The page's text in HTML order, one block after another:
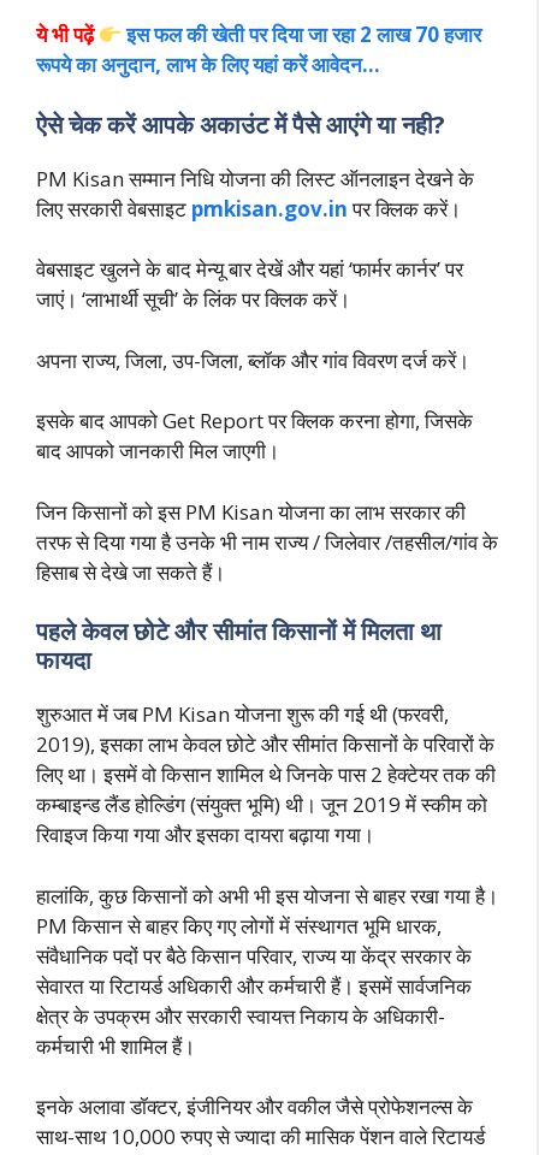
ये भी पढ़ें
इस फल की खेती पर दिया जा रहा 2 लाख 70 हजार
रूपये का अनुदान, लाभ के लिए यहां करें आवेदन…
ऐसे चेक करें आपके अकाउंट में पैसे आएंगे या नही?
PM Kisan सम्मान निधि योजना की लिस्ट ऑनलाइन देखने के
लिए सरकारी वेबसाइट pmkisan.gov.inपर क्लिक करें।
वेबसाइट खुलने के बाद मेन्यू बार देखें और यहां ‘फार्मर कार्नर’ पर
जाएं। ‘लाभार्थी सूची’ के लिंक पर क्लिक करें।
अपना राज्य, जिला, उप-जिला, ब्लॉक और गांव विवरण दर्ज करें।
इसके बाद आपको Get Report पर क्लिक करना होगा, जिसके
बाद आपको जानकारी मिल जाएगी।
जिन किसानों को इस PM Kisan योजना का लाभ सरकार की
तरफ से दिया गया है उनके भी नाम राज्य / जिलेवार /तहसील/गांव के
हिसाब से देखे जा सकते हैं।
पहले केवल छोटे और सीमांत किसानों में मिलता था
फायदा
शुरुआत में जब PM Kisan योजना शुरू की गई थी (फरवरी,
2019), इसका लाभ केवल छोटे और सीमांत किसानों के परिवारों के
लिए था। इसमें वो किसान शामिल थे जिनके पास 2 हेक्टेयर तक की
कम्बाइन्ड लैंड होल्डिंग (संयुक्त भूमि) थी। जून 2019 में स्कीम को
रिवाइज किया गया और इसका दायरा बढ़ाया गया।
हालांकि, कुछ किसानों को अभी भी इस योजना से बाहर रखा गया है।
PM किसान से बाहर किए गए लोगों में संस्थागत भूमि धारक,
संवैधानिक पदों पर बैठे किसान परिवार, राज्य या केंद्र सरकार के
सेवारत या रिटायर्ड अधिकारी और कर्मचारी हैं। इसमें सार्वजनिक
क्षेत्र के उपक्रम और सरकारी स्वायत्त निकाय के अधिकारी-
कर्मचारी भी शामिल हैं।
इनके अलावा डॉक्टर, इंजीनियर और वकील जैसे प्रोफेशनल्स के
साथ-साथ 10,000 रुपए से ज्यादा की मासिक पेंशन वाले रिटायर्ड